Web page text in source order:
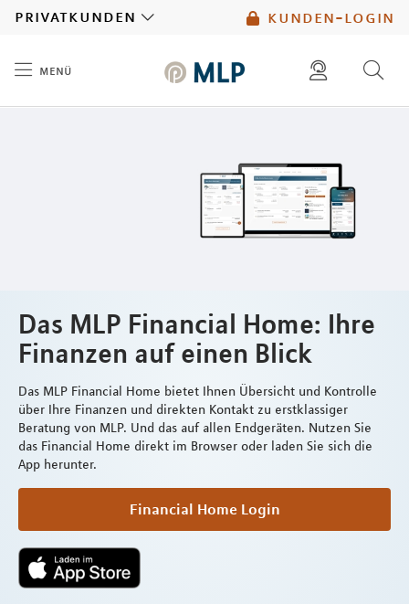
kunden-login
privatkunden
menü
Das MLP Financial Home: Ihre
Finanzen auf einen Blick
Das MLP Financial Home bietet Ihnen Übersicht und Kontrolle
über Ihre Finanzen und direkten Kontakt zu erstklassiger
Beratung von MLP. Und das auf allen Endgeräten. Nutzen Sie
das Financial Home direkt im Browser oder laden Sie sich die
App herunter.
Financial Home Login